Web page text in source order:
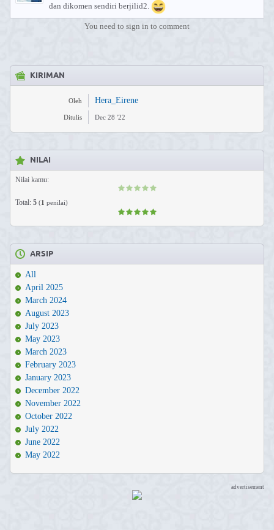
dan dikomen sendiri berjilid2.
You need to sign in to comment
KIRIMAN
Oleh Hera_Eirene
Ditulis Dec 28 '22
NILAI
Nilai kamu:
Total: 5 (1 penilai)
ARSIP
All
April 2025
March 2024
August 2023
July 2023
May 2023
March 2023
February 2023
January 2023
December 2022
November 2022
October 2022
July 2022
June 2022
May 2022
advertisement